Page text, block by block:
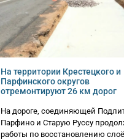
На территории Крестецкого и
Парфинского округов
отремонтируют 26 км дорог
На дороге, соединяющей
Парфино и Старую Руссу
работы по восстановлению